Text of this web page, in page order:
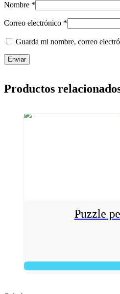
Nombre *
Correo electrónico *
Guarda mi nombre, correo
Productos
Puzzle